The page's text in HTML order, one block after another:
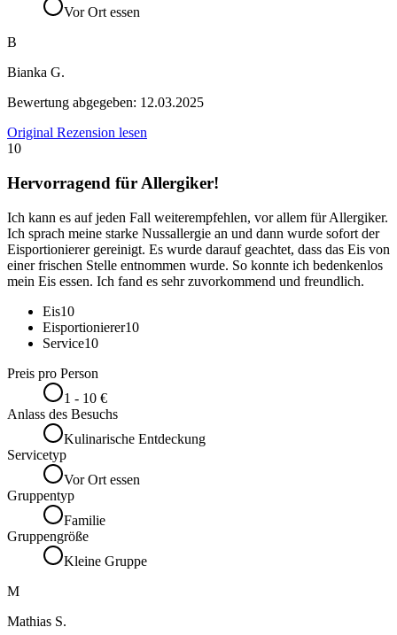
Vor Ort essen
B
Bianka G.
Bewertung abgegeben: 12.03.2025
Original Rezension lesen
10
Hervorragend für Allergiker!
Ich kann es auf jeden Fall weiterempfehlen, vor allem für Allergiker.
Ich sprach meine starke Nussallergie an und dann wurde sofort der
Eisportionierer gereinigt. Es wurde darauf geachtet, dass das Eis von
einer frischen Stelle entnommen wurde. So konnte ich bedenkenlos
mein Eis essen. Ich fand es sehr zuvorkommend und freundlich.
Eis10
Eisportionierer10
Service10
Preis pro Person
1 - 10 €
Anlass des Besuchs
Kulinarische Entdeckung
Servicetyp
Vor Ort essen
Gruppentyp
Familie
Gruppengröße
Kleine Gruppe
M
Mathias S.